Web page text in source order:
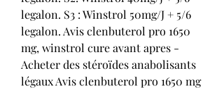
legalon. S3 : Winstrol 50mg/J + 5/6
legalon. Avis clenbuterol pro 1650
mg, winstrol cure avant apres -
Acheter des stéroïdes anabolisants
légaux Avis clenbuterol pro 1650 mg